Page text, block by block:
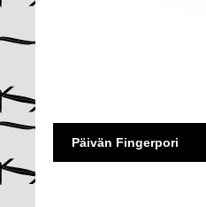
Päivän Fingerpori